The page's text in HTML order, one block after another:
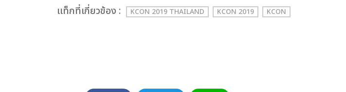
เเท็กที่เกี่ยวข้อง : KCON 2019 THAILAND KCON 2019 KCON